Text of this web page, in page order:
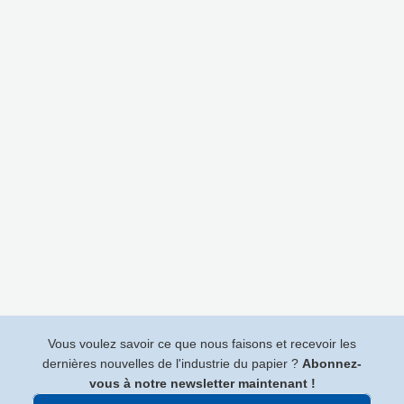
Vous voulez savoir ce que nous faisons et recevoir les
dernières nouvelles de l'industrie du papier ? Abonnez-
vous à notre newsletter maintenant !